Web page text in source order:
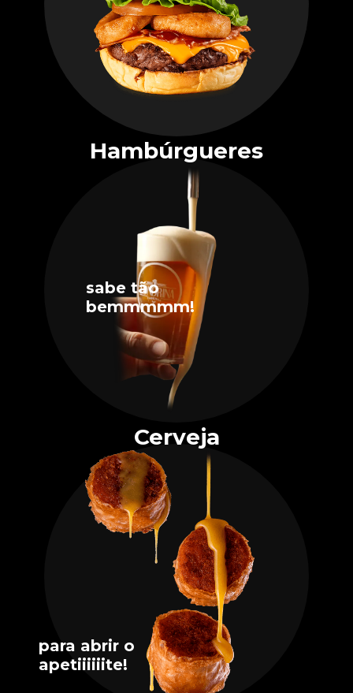
Hambúrgueres
sabe tão
bemmmmm!
Cerveja
para abrir o
apetiiiiiite!